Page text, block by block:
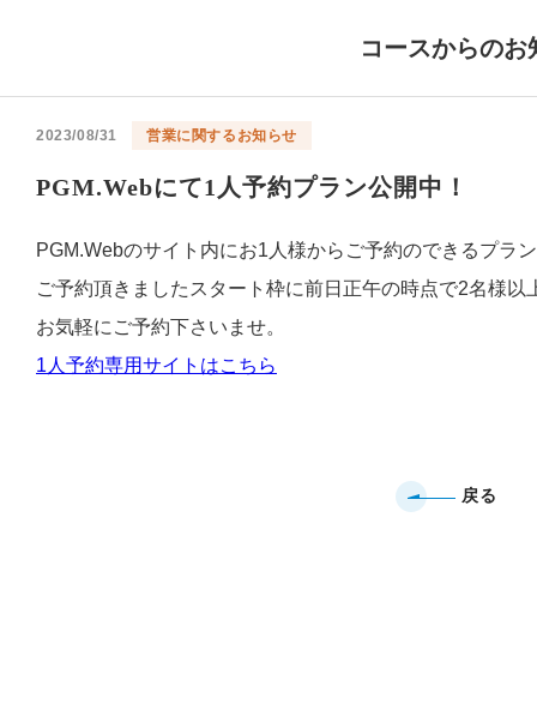
コースからのお
2023/08/31 営業に関するお知らせ
PGM.Webにて1人予約プラン公開中！
PGM.Webのサイト内にお1人様からご予約のできるプラ
ご予約頂きましたスタート枠に前日正午の時点で2名様
お気軽にご予約下さいませ。
1人予約専用サイトはこちら
戻る